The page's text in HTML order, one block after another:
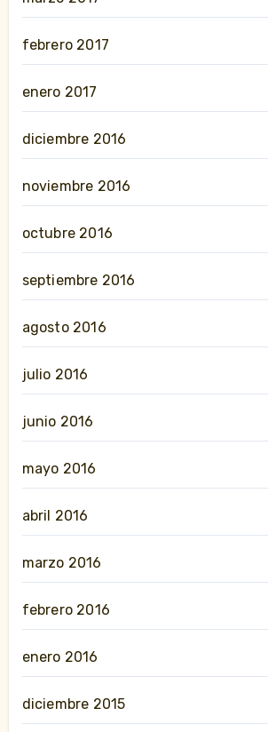
febrero 2017
enero 2017
diciembre 2016
noviembre 2016
octubre 2016
septiembre 2016
agosto 2016
julio 2016
junio 2016
mayo 2016
abril 2016
marzo 2016
febrero 2016
enero 2016
diciembre 2015